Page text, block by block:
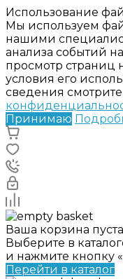
Использование
Мы используем
нашими
анализа событий
просмотр страниц
условия его
сведения смотрите
Принимаю
Ваша корзина пуста
Выберите в
и нажмите кнопку
Перейти в каталог